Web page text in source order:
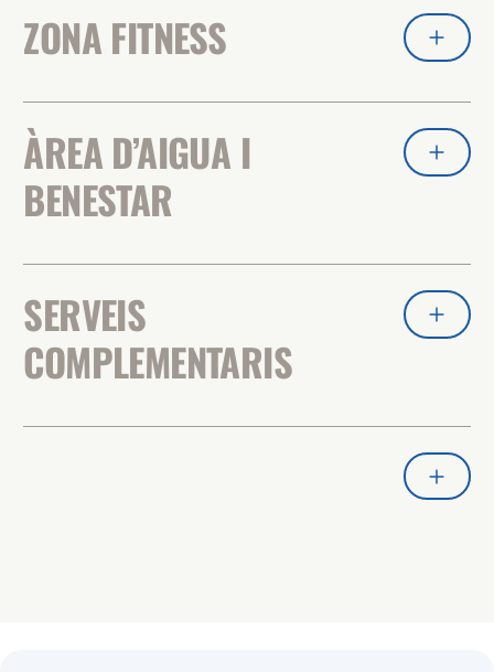
ZONA FITNESS
ÀREA D’AIGUA I
BENESTAR
SERVEIS
COMPLEMENTARIS